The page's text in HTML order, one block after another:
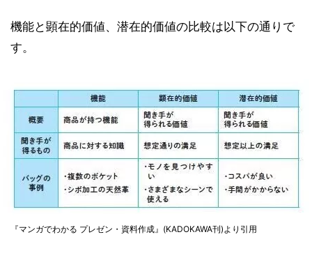
機能と顕在的価値、潜在的価値の比較は以下の通りで
す。
『マンガでわかる プレゼン・資料作成』(KADOKAWA刊)より引用